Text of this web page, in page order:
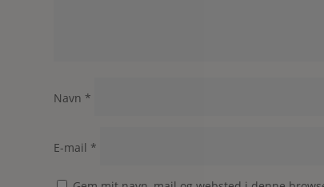
Navn *
E-mail *